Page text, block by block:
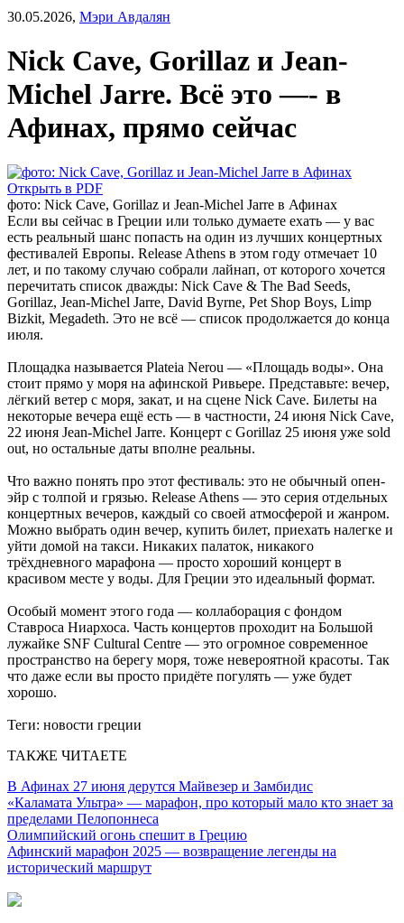
30.05.2026, Мэри Авдалян
Nick Cave, Gorillaz и Jean-
Michel Jarre. Всё это —- в
Афинах, прямо сейчас
Открыть в PDF
фото: Nick Cave, Gorillaz и Jean-Michel Jarre в Афинах
Если вы сейчас в Греции или только думаете ехать — у вас
есть реальный шанс попасть на один из лучших концертных
фестивалей Европы. Release Athens в этом году отмечает 10
лет, и по такому случаю собрали лайнап, от которого хочется
перечитать список дважды: Nick Cave & The Bad Seeds,
Gorillaz, Jean-Michel Jarre, David Byrne, Pet Shop Boys, Limp
Bizkit, Megadeth. Это не всё — список продолжается до конца
июля.
Площадка называется Plateia Nerou — «Площадь воды». Она
стоит прямо у моря на афинской Ривьере. Представьте: вечер,
лёгкий ветер с моря, закат, и на сцене Nick Cave. Билеты на
некоторые вечера ещё есть — в частности, 24 июня Nick Cave,
22 июня Jean-Michel Jarre. Концерт с Gorillaz 25 июня уже sold
out, но остальные даты вполне реальны.
Что важно понять про этот фестиваль: это не обычный опен-
эйр с толпой и грязью. Release Athens — это серия отдельных
концертных вечеров, каждый со своей атмосферой и жанром.
Можно выбрать один вечер, купить билет, приехать налегке и
уйти домой на такси. Никаких палаток, никакого
трёхдневного марафона — просто хороший концерт в
красивом месте у воды. Для Греции это идеальный формат.
Особый момент этого года — коллаборация с фондом
Ставроса Ниархоса. Часть концертов проходит на Большой
лужайке SNF Cultural Centre — это огромное современное
пространство на берегу моря, тоже невероятной красоты. Так
что даже если вы просто придёте погулять — уже будет
хорошо.
Теги: новости греции
ТАКЖЕ ЧИТАЕТЕ
В Афинах 27 июня дерутся Майвезер и Замбидис
«Каламата Ультра» — марафон, про который мало кто знает за
пределами Пелопоннеса
Олимпийский огонь спешит в Грецию
Афинский марафон 2025 — возвращение легенды на
исторический маршрут